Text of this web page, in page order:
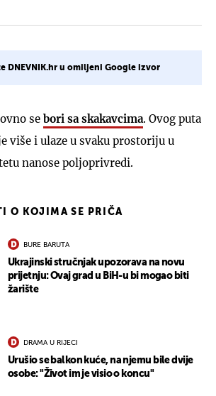
DNEVNIK.hr u omiljeni Google izvor
se bori sa skakavcima. Ovog puta
više i ulaze u svaku prostoriju u
nanose poljoprivredi.
O KOJIMA SE PRIČA
BURE BARUTA
Ukrajinski stručnjak upozorava na novu
prijetnju: Ovaj grad u BiH-u bi mogao biti
žarište
DRAMA U RIJECI
Urušio se balkon kuće, na njemu bile dvije
osobe: "Život im je visio o koncu"